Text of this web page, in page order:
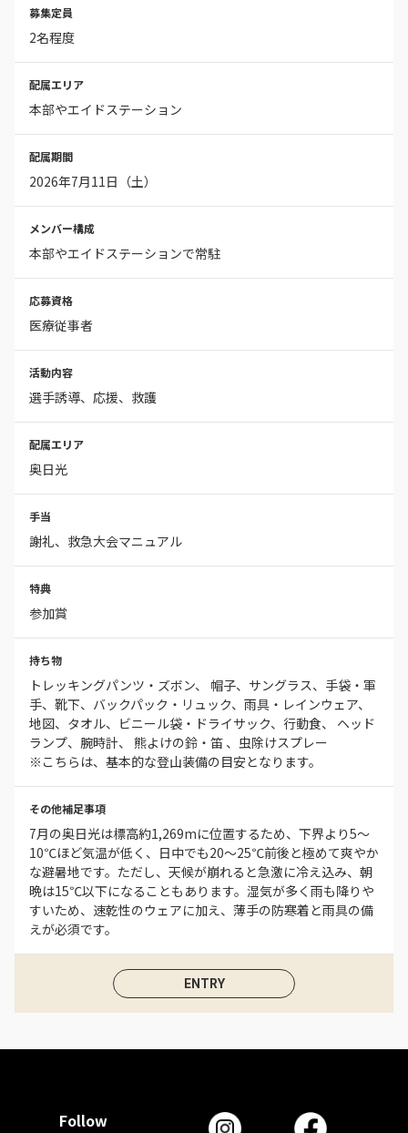
募集定員
2名程度
配属エリア
本部やエイドステーション
配属期間
2026年7月11日（土）
メンバー構成
本部やエイドステーションで常駐
応募資格
医療従事者
活動内容
選手誘導、応援、救護
配属エリア
奥日光
手当
謝礼、救急大会マニュアル
特典
参加賞
持ち物
トレッキングパンツ・ズボン、 帽子、サングラス、手袋・軍
手、靴下、バックパック・リュック、雨具・レインウェア、
地図、タオル、ビニール袋・ドライサック、行動食、 ヘッド
ランプ、腕時計、 熊よけの鈴・笛 、虫除けスプレー
※こちらは、基本的な登山装備の目安となります。
その他補足事項
7月の奥日光は標高約1,269mに位置するため、下界より5〜
10℃ほど気温が低く、日中でも20〜25℃前後と極めて爽やか
な避暑地です。ただし、天候が崩れると急激に冷え込み、朝
晩は15℃以下になることもあります。湿気が多く雨も降りや
すいため、速乾性のウェアに加え、薄手の防寒着と雨具の備
えが必須です。
ENTRY
Follow